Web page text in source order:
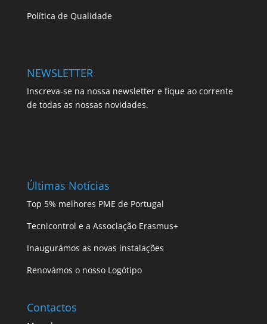
Política de Qualidade
NEWSLETTER
Inscreva-se na nossa newsletter e fique ao corrente
de todas as nossas novidades.
Últimas Notícias
Top 5% melhores PME de Portugal
Tecnicontrol e a Associação Erasmus+
Inaugurámos as novas instalações
Renovámos o nosso Logótipo
Contactos